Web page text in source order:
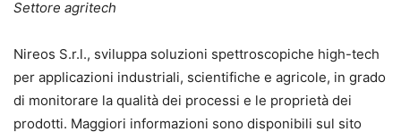
Settore agritech
Nireos S.r.l., sviluppa soluzioni spettroscopiche high-tech
per applicazioni industriali, scientifiche e agricole, in grado
di monitorare la qualità dei processi e le proprietà dei
prodotti. Maggiori informazioni sono disponibili sul sito